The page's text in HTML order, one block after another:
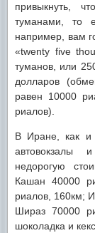
привыкнуть,
туманами, то
например, вам
«twenty five
туманов, или
долларов
равен 10000
риалов).
В Иране, как и
автовокзалы
недорогую
Кашан 40000
риалов, 160км;
Шираз 70000
шоколадка и